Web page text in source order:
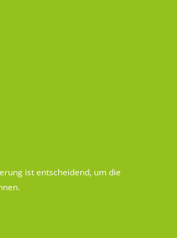
ist entscheidend, um die